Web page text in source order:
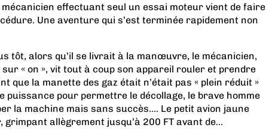
mécanicien effectuant seul un essai moteur vient de faire
Une aventure qui s’est terminée rapidement non
tôt, alors qu’il se livrait à la manœuvre, le mécanicien,
« on », vit tout à coup son appareil rouler et prendre
que la manette des gaz était n’était pas « plein réduit »
puissance pour permettre le décollage, le brave homme
la machine mais sans succès…. Le petit avion jaune
allègrement jusqu’à 200 FT avant de...